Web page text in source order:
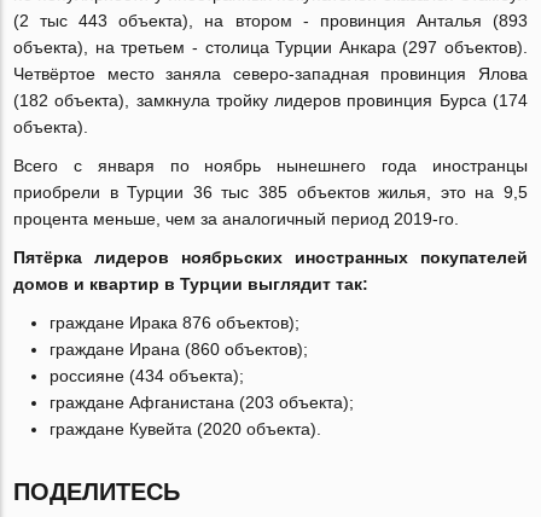
(2 тыс 443 объекта), на втором - провинция Анталья (893
объекта), на третьем - столица Турции Анкара (297 объектов).
Четвёртое место заняла северо-западная провинция Ялова
(182 объекта), замкнула тройку лидеров провинция Бурса (174
объекта).
Всего с января по ноябрь нынешнего года иностранцы
приобрели в Турции 36 тыс 385 объектов жилья, это на 9,5
процента меньше, чем за аналогичный период 2019-го.
Пятёрка лидеров ноябрьских иностранных покупателей
домов и квартир в Турции выглядит так:
граждане Ирака 876 объектов);
граждане Ирана (860 объектов);
россияне (434 объекта);
граждане Афганистана (203 объекта);
граждане Кувейта (2020 объекта).
ПОДЕЛИТЕСЬ